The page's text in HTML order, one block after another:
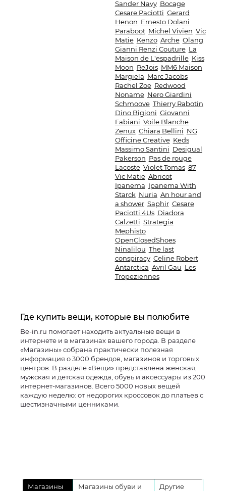
Sander Navy Bocage
Cesare Paciotti Gerard
Henon Ernesto Dolani
Paraboot Michel Vivien Vic
Matie Kenzo Arche Olang
Gianni Renzi Couture La
Maison de L'espadrille Kiss
Moon ReJois MM6 Maison
Margiela Marc Jacobs
Rachel Zoe Redwood
Noname Nero Giardini
Schmoove Thierry Rabotin
Dino Bigioni Giovanni
Fabiani Voile Blanche
Zenux Chiara Bellini NG
Officine Creative Keds
Massimo Santini Desigual
Pakerson Pas de rouge
Lacoste Violet Tomas 87
Vic Matie Abricot
Ipanema Ipanema With
Starck Nuria An hour and
a shower Saphir Cesare
Paciotti 4Us Diadora
Calzetti Strategia
Mephisto
OpenClosedShoes
Ninalilou The last
conspiracy Celine Robert
Antarctica Avril Gau Les
Tropeziennes
Где купить вещи, которые вы полюбите
Be-in.ru помогает находить актуальные вещи в
интернете и в магазинах вашего города. В разделе
«Магазины» собрана практически полезная
информация о 3000 брендов, магазинов и торговых
центров. В разделе «Вещи» представлена женская,
мужская и детская одежда, обувь и аксессуары из 200
интернет-магазинов. Всего 5000 новых вещей
каждую неделю: от недорогих кроссовок до платьев с
шестизначными ценниками.
Магазины
Магазины обуви и
Другие